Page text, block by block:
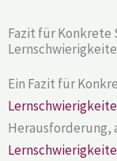
Fazit für Konkrete
Ein Fazit für
Herausforderung,